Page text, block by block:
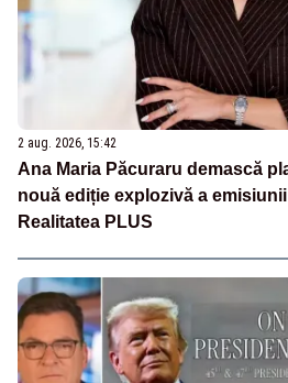
2 aug. 2026, 15:42
Ana Maria Păcuraru demască
nouă ediție explozivă a emisiunii
Realitatea PLUS